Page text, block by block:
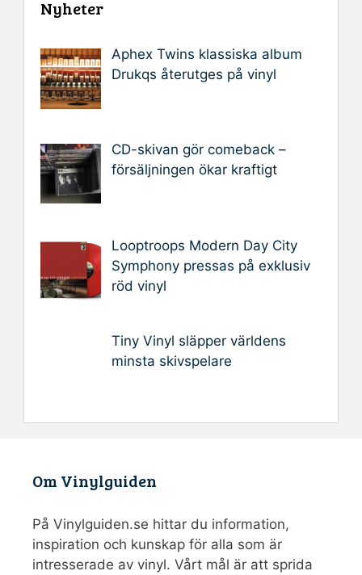
Nyheter
Aphex Twins klassiska album
Drukqs återutges på vinyl
CD-skivan gör comeback –
försäljningen ökar kraftigt
Looptroops Modern Day City
Symphony pressas på exklusiv
röd vinyl
Tiny Vinyl släpper världens
minsta skivspelare
Om Vinylguiden
På Vinylguiden.se hittar du information,
inspiration och kunskap för alla som är
intresserade av vinyl. Vårt mål är att sprida